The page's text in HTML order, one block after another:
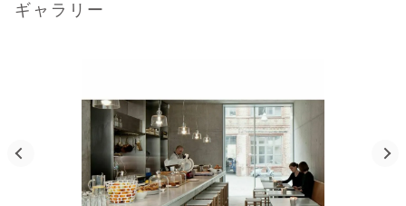
ギャラリー